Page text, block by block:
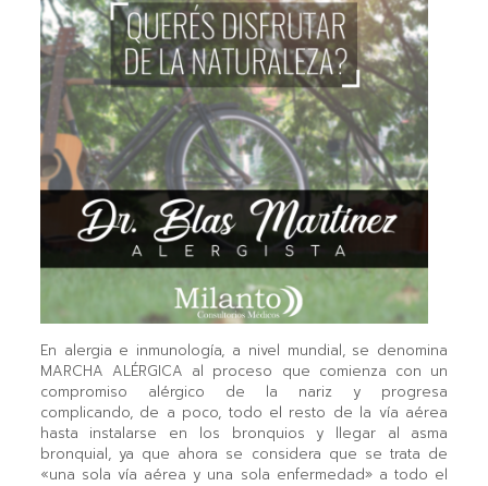
En alergia e inmunología, a nivel mundial, se denomina
MARCHA ALÉRGICA al proceso que comienza con un
compromiso alérgico de la nariz y progresa
complicando, de a poco, todo el resto de la vía aérea
hasta instalarse en los bronquios y llegar al asma
bronquial, ya que ahora se considera que se trata de
«una sola vía aérea y una sola enfermedad» a todo el